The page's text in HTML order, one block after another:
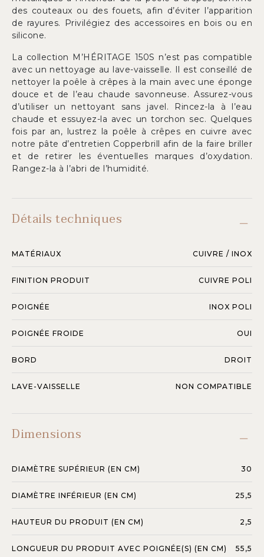
des couteaux ou des fouets, afin d’éviter l’apparition
de rayures. Privilégiez des accessoires en bois ou en
silicone.
La collection M’HÉRITAGE 150S n’est pas compatible
avec un nettoyage au lave-vaisselle. Il est conseillé de
nettoyer la poêle à crêpes à la main avec une éponge
douce et de l’eau chaude savonneuse. Assurez-vous
d’utiliser un nettoyant sans javel. Rincez-la à l’eau
chaude et essuyez-la avec un torchon sec. Quelques
fois par an, lustrez la poêle à crêpes en cuivre avec
notre pâte d’entretien Copperbrill afin de la faire briller
et de retirer les éventuelles marques d’oxydation.
Rangez-la à l’abri de l’humidité.
Détails techniques
MATÉRIAUX CUIVRE / INOX
FINITION PRODUIT CUIVRE POLI
POIGNÉE INOX POLI
POIGNÉE FROIDE OUI
BORD DROIT
LAVE-VAISSELLE NON COMPATIBLE
Dimensions
DIAMÈTRE SUPÉRIEUR (EN CM) 30
DIAMÈTRE INFÉRIEUR (EN CM) 25,5
HAUTEUR DU PRODUIT (EN CM) 2,5
LONGUEUR DU PRODUIT AVEC POIGNÉE(S) (EN CM) 55,5